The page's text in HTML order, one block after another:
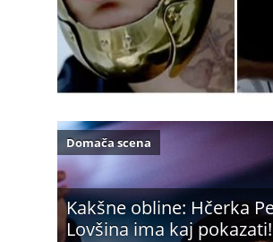
Kakšne obline: Hčerka
Lovšina ima kaj pokazati!
Domača scena